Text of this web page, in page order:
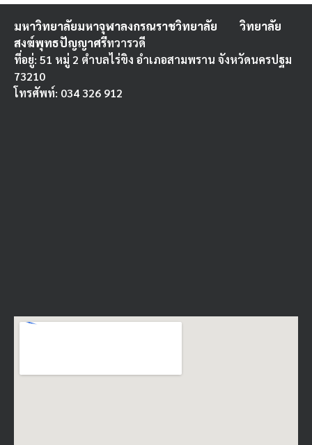
มหาวิทยาลัยมหาจุฬาลงกรณราชวิทยาลัย วิทยาลัย
สงฆ์พุทธปัญญาศรีทวารวดี
ที่อยู่: 51 หมู่ 2 ตำบลไร่ขิง อำเภอสามพราน จังหวัดนครปฐม
73210
โทรศัพท์: 034 326 912